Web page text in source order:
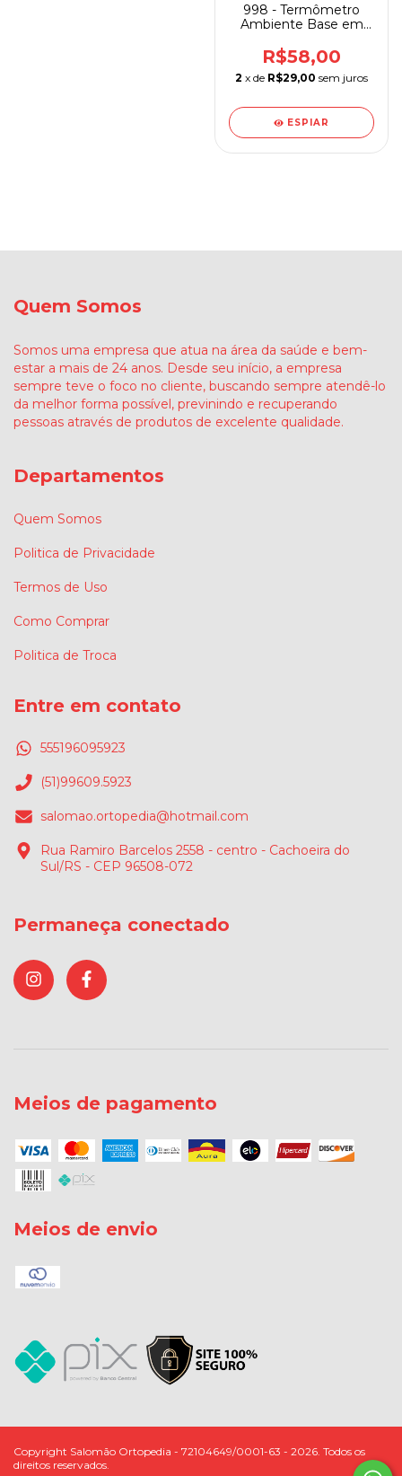
998 - Termômetro
Ambiente Base em
R$58,00
2 x de R$29,00 sem juros
ESPIAR
Quem Somos
Somos uma empresa que atua na área da saúde e bem-
estar a mais de 24 anos. Desde seu início, a empresa
sempre teve o foco no cliente, buscando sempre atendê-lo
da melhor forma possível, previnindo e recuperando
pessoas através de produtos de excelente qualidade.
Departamentos
Quem Somos
Politica de Privacidade
Termos de Uso
Como Comprar
Politica de Troca
Entre em contato
555196095923
(51)99609.5923
salomao.ortopedia@hotmail.com
Rua Ramiro Barcelos 2558 - centro - Cachoeira do
Sul/RS - CEP 96508-072
Permaneça conectado
Meios de pagamento
Meios de envio
Copyright Salomão Ortopedia - 72104649/0001-63 - 2026. Todos os
direitos reservados.